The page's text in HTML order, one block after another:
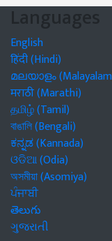
Languages
English
हिंदी (Hindi)
മലയാളം
मराठी (Marathi)
தமிழ் (Tamil)
বাঙালি (Bengali)
ಕನ್ನಡ (Kannada)
ଓଡିଆ (Odia)
অসমীয়া (Asomiya)
ਪੰਜਾਬੀ
తెలుగు
ગુજરાતી